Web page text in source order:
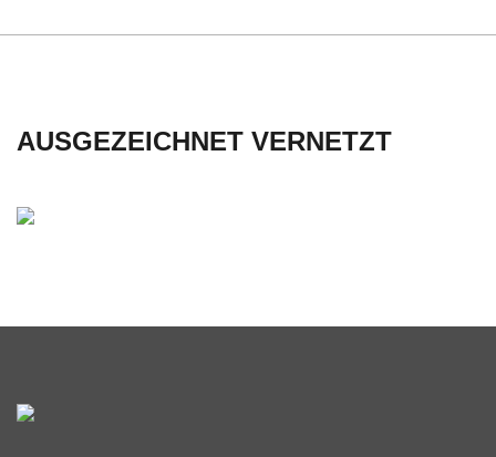
AUSGEZEICHNET VERNETZT